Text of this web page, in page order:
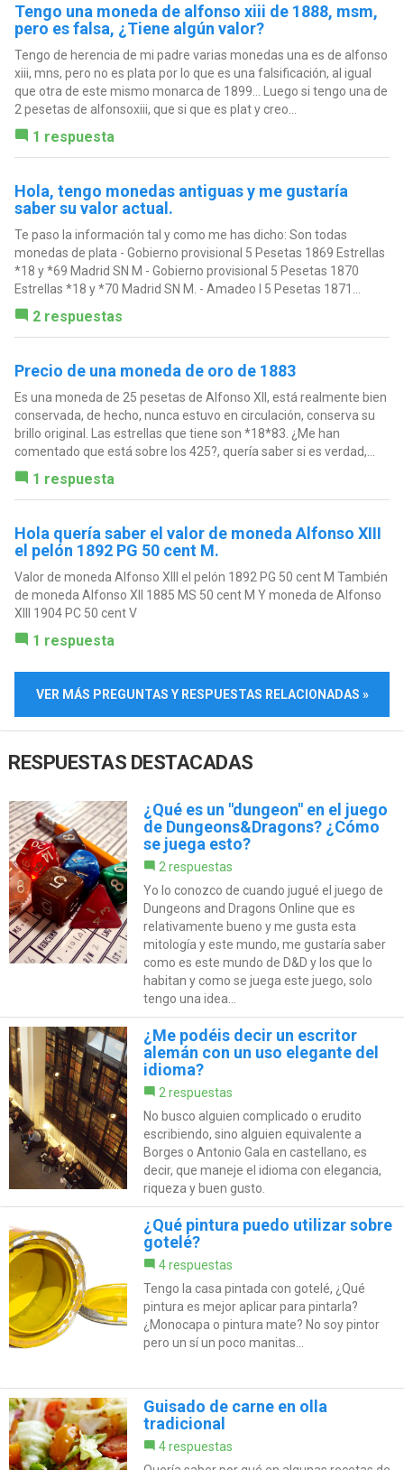
Tengo una moneda de alfonso xiii de 1888, msm,
pero es falsa, ¿Tiene algún valor?
Tengo de herencia de mi padre varias monedas una es de alfonso
xiii, mns, pero no es plata por lo que es una falsificación, al igual
que otra de este mismo monarca de 1899... Luego si tengo una de
2 pesetas de alfonsoxiii, que si que es plat y creo...
1 respuesta
Hola, tengo monedas antiguas y me gustaría
saber su valor actual.
Te paso la información tal y como me has dicho: Son todas
monedas de plata - Gobierno provisional 5 Pesetas 1869 Estrellas
*18 y *69 Madrid SN M - Gobierno provisional 5 Pesetas 1870
Estrellas *18 y *70 Madrid SN M. - Amadeo I 5 Pesetas 1871...
2 respuestas
Precio de una moneda de oro de 1883
Es una moneda de 25 pesetas de Alfonso XII, está realmente bien
conservada, de hecho, nunca estuvo en circulación, conserva su
brillo original. Las estrellas que tiene son *18*83. ¿Me han
comentado que está sobre los 425?, quería saber si es verdad,...
1 respuesta
Hola quería saber el valor de moneda Alfonso XIII
el pelón 1892 PG 50 cent M.
Valor de moneda Alfonso XIII el pelón 1892 PG 50 cent M También
de moneda Alfonso XII 1885 MS 50 cent M Y moneda de Alfonso
XIII 1904 PC 50 cent V
1 respuesta
VER MÁS PREGUNTAS Y RESPUESTAS RELACIONADAS »
RESPUESTAS DESTACADAS
¿Qué es un "dungeon" en el juego
de Dungeons&Dragons? ¿Cómo
se juega esto?
2 respuestas
Yo lo conozco de cuando jugué el juego de
Dungeons and Dragons Online que es
relativamente bueno y me gusta esta
mitología y este mundo, me gustaría saber
como es este mundo de D&D y los que lo
habitan y como se juega este juego, solo
tengo una idea...
¿Me podéis decir un escritor
alemán con un uso elegante del
idioma?
2 respuestas
No busco alguien complicado o erudito
escribiendo, sino alguien equivalente a
Borges o Antonio Gala en castellano, es
decir, que maneje el idioma con elegancia,
riqueza y buen gusto.
¿Qué pintura puedo utilizar sobre
gotelé?
4 respuestas
Tengo la casa pintada con gotelé, ¿Qué
pintura es mejor aplicar para pintarla?
¿Monocapa o pintura mate? No soy pintor
pero un sí un poco manitas...
Guisado de carne en olla
tradicional
4 respuestas